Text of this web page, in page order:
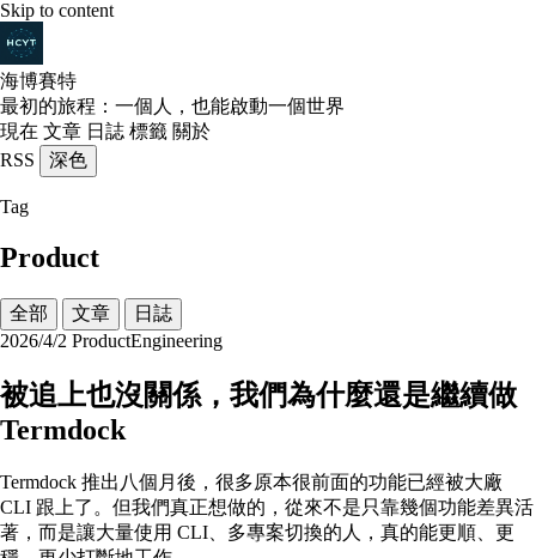
Skip to content
海博賽特
最初的旅程：一個人，也能啟動一個世界
現在 文章 日誌 標籤 關於
RSS
深色
Tag
Product
全部 文章
日誌
2026/4/2 ProductEngineering
被追上也沒關係，我們為什麼還是繼續做
Termdock
Termdock 推出八個月後，很多原本很前面的功能已經被大廠
CLI 跟上了。但我們真正想做的，從來不是只靠幾個功能差異活
著，而是讓大量使用 CLI、多專案切換的人，真的能更順、更